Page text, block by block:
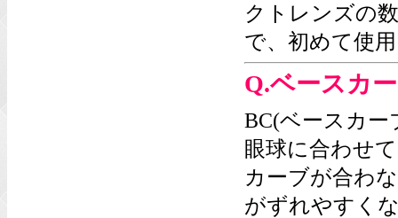
クトレンズの
で、初めて使
Q.ベースカ
BC(ベースカ
眼球に合わせ
カーブが合わ
がずれやすく